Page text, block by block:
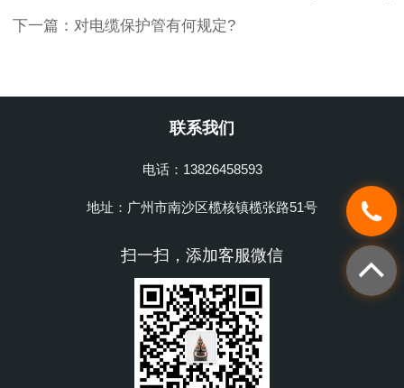
下一篇： 对电缆保护管有何规定?
联系我们
电话：13826458593
地址：广州市南沙区榄核镇榄张路51号
扫一扫，添加客服微信